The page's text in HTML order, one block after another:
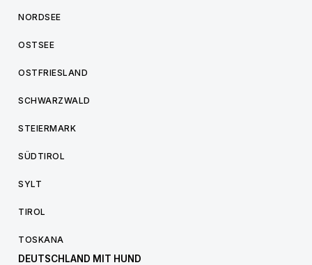
NORDSEE
OSTSEE
OSTFRIESLAND
SCHWARZWALD
STEIERMARK
SÜDTIROL
SYLT
TIROL
TOSKANA
DEUTSCHLAND MIT HUND